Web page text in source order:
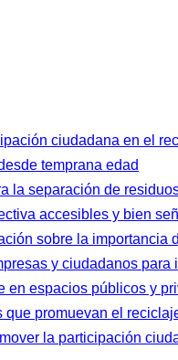
ciudadana en el
temprana edad
la separación de
accesibles y bien
sobre la importancia
y ciudadanos
en espacios públicos y
promuevan el
la participación